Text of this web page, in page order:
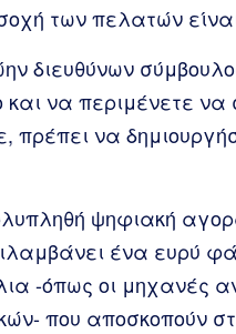
των πελατών
διευθύνων
να περιμένετε
πρέπει να
ψηφιακή
ένα ευρύ
-όπως οι μηχανές
που αποσκοπούν